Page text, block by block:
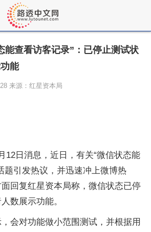
能查看访客记录”：已停止测试状
能
来源：红星资本局
12日消息，近日，有关“微信状态能
题引发热议，并迅速冲上微博热
回复红星资本局称，微信状态已停
数展示功能。
会对功能做小范围测试，并根据用